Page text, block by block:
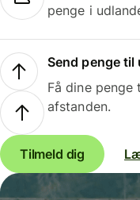
penge i
Send penge til
Få dine
afstanden.
Tilmeld dig